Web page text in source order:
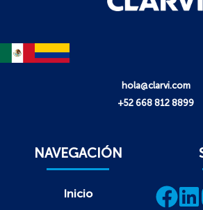
hola@clarvi.com
+52 668 812 8899
NAVEGACIÓN
Inicio